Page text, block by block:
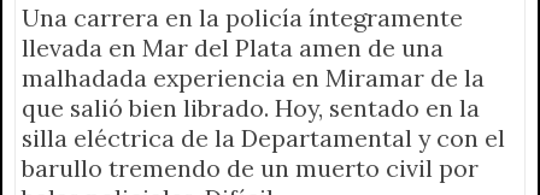
Una carrera en la policía íntegramente
llevada en Mar del Plata amen de una
malhadada experiencia en Miramar de la
que salió bien librado. Hoy, sentado en la
silla eléctrica de la Departamental y con el
barullo tremendo de un muerto civil por